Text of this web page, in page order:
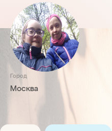
Город
Москва